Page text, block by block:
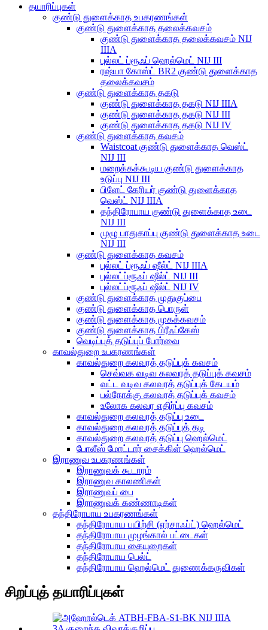
தயாரிப்புகள்
குண்டு துளைக்காத உபகரணங்கள்
குண்டு துளைக்காத தலைக்கவசம்
குண்டு துளைக்காத தலைக்கவசம் NIJ
IIIA
புல்லட் ப்ரூஃப் ஹெல்மெட் NIJ III
ரஷ்யா கோஸ்ட் BR2 குண்டு துளைக்காத
தலைக்கவசம்
குண்டு துளைக்காத தகடு
குண்டு துளைக்காத தகடு NIJ IIIA
குண்டு துளைக்காத தகடு NIJ III
குண்டு துளைக்காத தகடு NIJ IV
குண்டு துளைக்காத கவசம்
Waistcoat குண்டு துளைக்காத வெஸ்ட்
NIJ III
மறைக்கக்கூடிய குண்டு துளைக்காத
உடுப்பு NIJ III
பிளேட் கேரியர் குண்டு துளைக்காத
வெஸ்ட் NIJ IIIA
தந்திரோபாய குண்டு துளைக்காத உடை
NIJ III
முழு பாதுகாப்பு குண்டு துளைக்காத உடை
NIJ III
குண்டு துளைக்காத கவசம்
புல்லட் ப்ரூஃப் ஷீல்ட் NIJ IIIA
புல்லட்ப்ரூஃப் ஷீல்ட் NIJ III
புல்லட்ப்ரூஃப் ஷீல்ட் NIJ IV
குண்டு துளைக்காத முதுகுப்பை
குண்டு துளைக்காத பொருள்
குண்டு துளைக்காத முகக்கவசம்
குண்டு துளைக்காத பிரீஃப்கேஸ்
வெடிப்புத் தடுப்புப் போர்வை
காவல்துறை உபகரணங்கள்
காவல்துறை கலவரத் தடுப்புக் கவசம்
செவ்வக வடிவ கலவரத் தடுப்புக் கவசம்
வட்ட வடிவ கலவரத் தடுப்புக் கேடயம்
பல்நோக்கு கலவரத் தடுப்புக் கவசம்
உலோக கலவர எதிர்ப்பு கவசம்
காவல்துறை கலவரத் தடுப்பு உடை
காவல்துறை கலவரத் தடுப்புத் தடி
காவல்துறை கலவரத் தடுப்பு ஹெல்மெட்
போலீஸ் மோட்டார் சைக்கிள் ஹெல்மெட்
இராணுவ உபகரணங்கள்
இராணுவக் கூடாரம்
இராணுவ காலணிகள்
இராணுவப் பை
இராணுவக் கண்ணாடிகள்
தந்திரோபாய உபகரணங்கள்
தந்திரோபாய பயிற்சி (ஏர்சாஃப்ட்) ஹெல்மெட்
தந்திரோபாய முழங்கால் பட்டைகள்
தந்திரோபாய கையுறைகள்
தந்திரோபாய பெல்ட்
தந்திரோபாய ஹெல்மெட் துணைக்கருவிகள்
சிறப்புத் தயாரிப்புகள்